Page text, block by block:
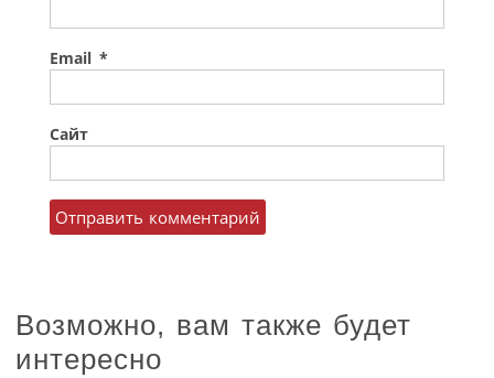
Email *
Сайт
Возможно, вам также будет
интересно